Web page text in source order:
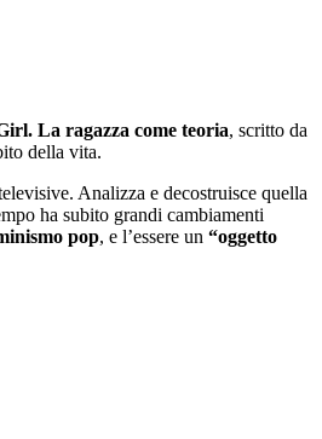
La ragazza come teoria, scritto da
della vita.
Analizza e decostruisce quella
ha subito grandi cambiamenti
pop, e l’essere un “oggetto